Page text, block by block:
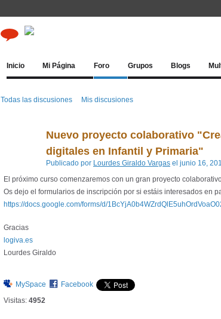
Inicio Mi Página Foro Grupos Blogs
Todas las discusiones Mis discusiones
Nuevo proyecto colaborativo
digitales en Infantil y Primaria"
Publicado por Lourdes Giraldo Vargas el junio 16,
El próximo curso comenzaremos con un gran proyecto
Os dejo el formularios de inscripción por si estáis interesados en
https://docs.google.com/forms/d/
Gracias
logiva.es
Lourdes Giraldo
MySpace
Facebook
Visitas: 4952